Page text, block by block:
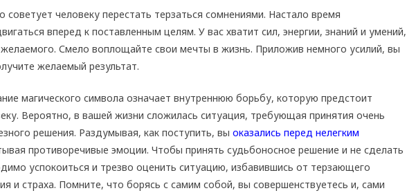
советует человеку перестать терзаться сомнениями. Настало время
вперед к поставленным целям. У вас хватит сил, энергии, знаний и умений,
Смело воплощайте свои мечты в жизнь. Приложив немного усилий, вы
желаемый результат.
магического символа означает внутреннюю борьбу, которую предстоит
Вероятно, в вашей жизни сложилась ситуация, требующая принятия очень
решения. Раздумывая, как поступить, вы оказались перед нелегким
противоречивые эмоции. Чтобы принять судьбоносное решение и не сделать
успокоиться и трезво оценить ситуацию, избавившись от терзающего
и страха. Помните, что борясь с самим собой, вы совершенствуетесь и, сами